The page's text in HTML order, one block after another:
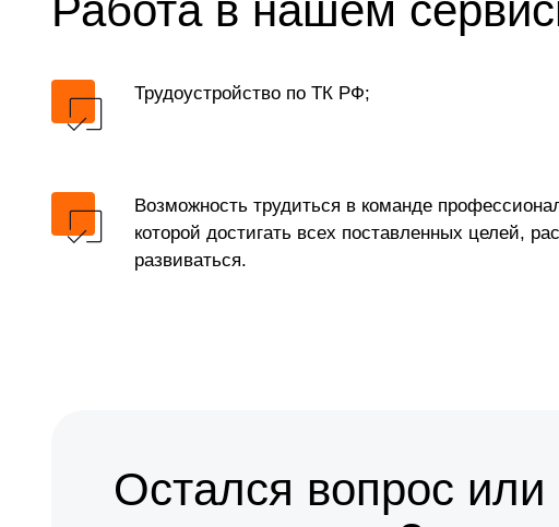
Работа в нашем
Трудоустройство по ТК РФ;
Возможность трудиться в команде
которой достигать всех поставленных целей,
развиваться.
Остался вопрос